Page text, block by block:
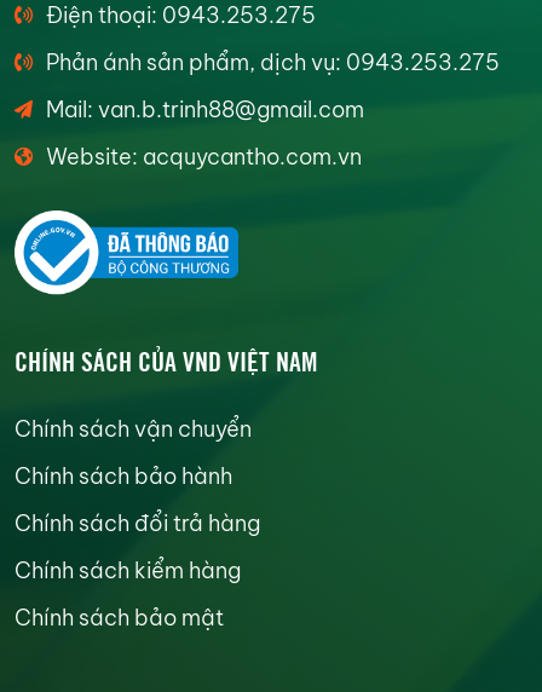
Điện thoại: 0943.253.275
Phản ánh sản phẩm, dịch vụ: 0943.253.275
Mail: van.b.trinh88@gmail.com
Website: acquycantho.com.vn
CHÍNH SÁCH CỦA VND VIỆT NAM
Chính sách vận chuyển
Chính sách bảo hành
Chính sách đổi trả hàng
Chính sách kiểm hàng
Chính sách bảo mật